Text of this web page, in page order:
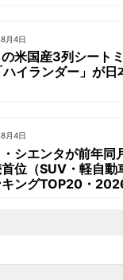
月4日
の米国産3列シート
イランダー」が日
月4日
・シエンタが前年
首位（SUV・軽自動
ングTOP20・